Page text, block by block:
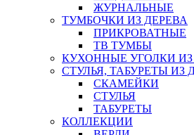
ЖУРНАЛЬНЫЕ
ТУМБОЧКИ ИЗ ДЕРЕВА
ПРИКРОВАТНЫЕ
ТВ ТУМБЫ
КУХОННЫЕ УГОЛКИ ИЗ
СТУЛЬЯ, ТАБУРЕТЫ ИЗ
СКАМЕЙКИ
СТУЛЬЯ
ТАБУРЕТЫ
КОЛЛЕКЦИИ